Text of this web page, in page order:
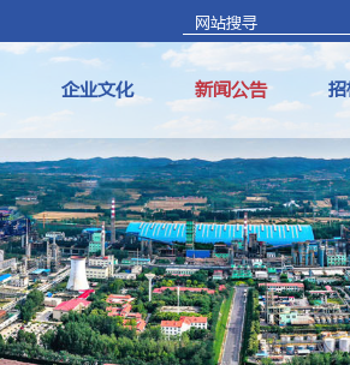
企业文化 新闻公告